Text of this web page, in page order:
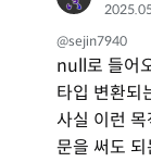
@sejin7940
null로 들어
타입 변환되
사실 이런
문을 써도 되